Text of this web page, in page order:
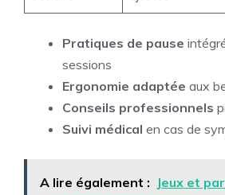
Pratiques de pause
sessions
Ergonomie adaptée aux
Conseils professionnels
Suivi médical en cas de
A lire également : Jeux et